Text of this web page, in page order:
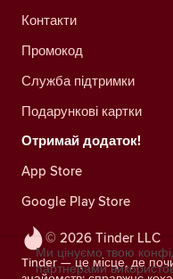
© 2026 Tinder LLC
Tinder — це місце, де
Контакти
Промокод
Служба підтримки
Подарункові картки
Отримай додаток!
App Store
Google Play Store
Ми цінуємо твою
партнерами